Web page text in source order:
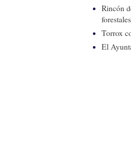
Rincón
forestales
Torrox
El